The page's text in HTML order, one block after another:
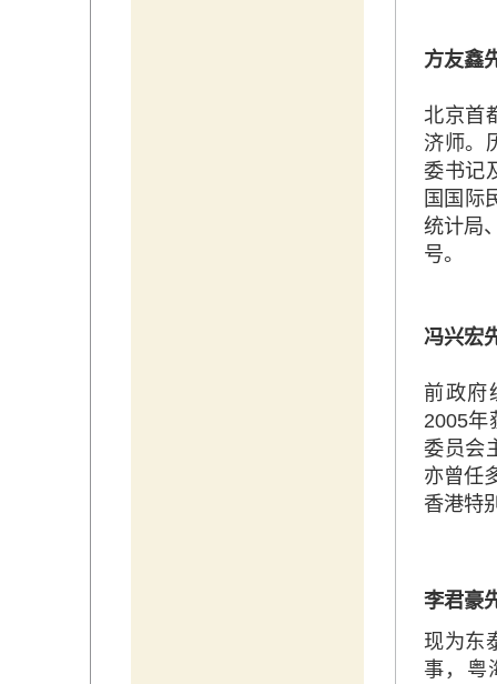
方友鑫
北京首
济师。
委书记
国国际
统计局
号。
冯兴宏
前政府
2005年
委员会
亦曾任
香港特
李君豪
现为东
事，粤